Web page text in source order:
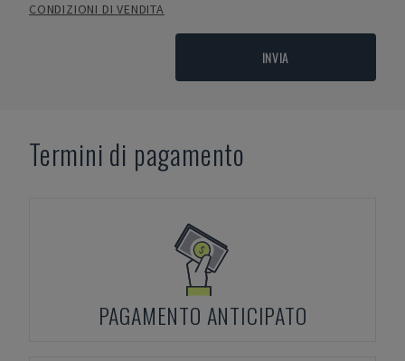
CONDIZIONI DI VENDITA
INVIA
Termini di pagamento
PAGAMENTO ANTICIPATO